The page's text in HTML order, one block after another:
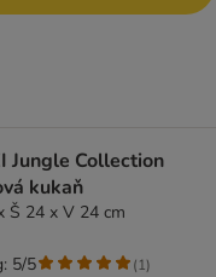
Jungle Collection
kukaň
Š 24 x V 24 cm
5/5 (1)